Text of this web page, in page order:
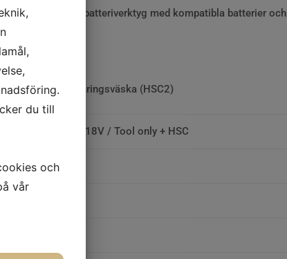
har ett HiKOKI batteriverktyg med kompatibla batterier och
stapelbar förvaringsväska (HSC2)
Mutterdragare 18V / Tool only + HSC
WR18DBDL2
du till
och
vår